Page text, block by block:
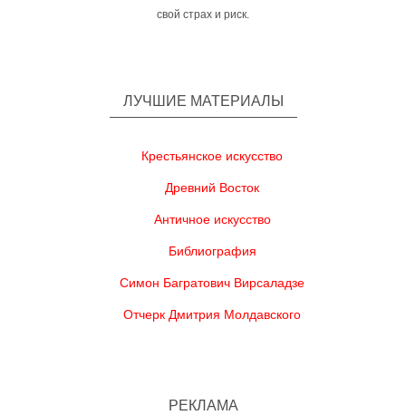
свой страх и риск.
ЛУЧШИЕ МАТЕРИАЛЫ
Крестьянское искусство
Древний Восток
Античное искусство
Библиография
Симон Багратович Вирсаладзе
Отчерк Дмитрия Молдавского
РЕКЛАМА